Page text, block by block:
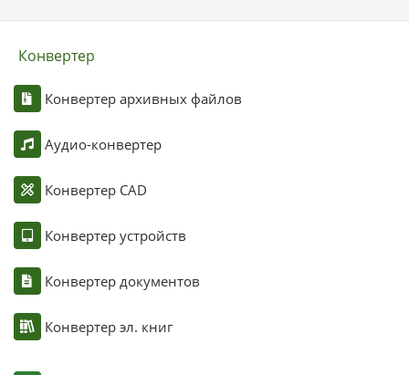
Конвертер
Конвертер архивных файлов
Аудио-конвертер
Конвертер CAD
Конвертер устройств
Конвертер документов
Конвертер эл. книг